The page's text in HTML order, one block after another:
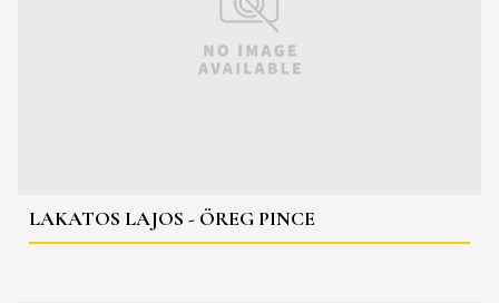
LAKATOS LAJOS - ÖREG PINCE